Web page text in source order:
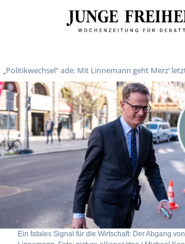
„Politikwechsel“ ade: Mit Linnemann geht Merz‘
Ein fatales Signal für die Wirtschaft: Der Abgang